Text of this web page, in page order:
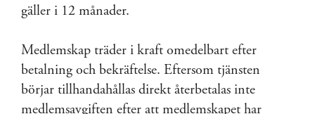
gäller i 12 månader.
Medlemskap träder i kraft omedelbart efter
betalning och bekräftelse. Eftersom tjänsten
börjar tillhandahållas direkt återbetalas inte
medlemsavgiften efter att medlemskapet har